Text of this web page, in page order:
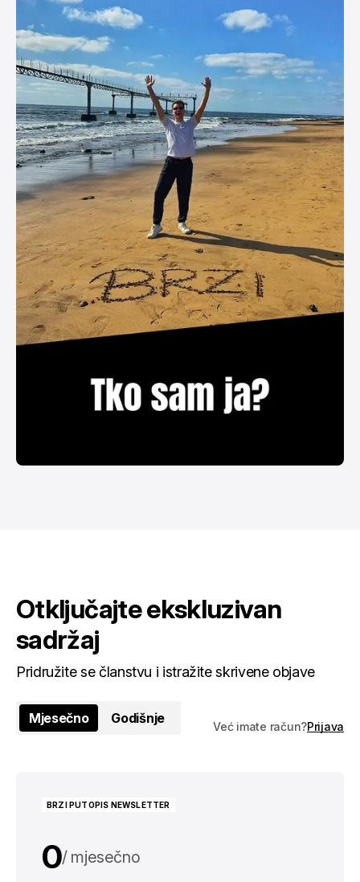
Otključajte ekskluzivan
sadržaj
Pridružite se članstvu i istražite skrivene objave
Mjesečno Godišnje
Već imate račun?Prijava
BRZI PUTOPIS NEWSLETTER
0 mjesečno